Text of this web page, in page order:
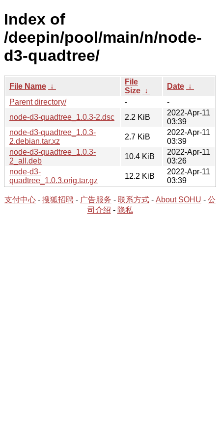
Index of
/deepin/pool/main/n/node-
d3-quadtree/
File Name ↓
File
Size ↓
Date ↓
Parent directory/
-
-
node-d3-quadtree_1.0.3-2.dsc
2.2 KiB
2022-Apr-11
03:39
node-d3-quadtree_1.0.3-
2.debian.tar.xz
2.7 KiB
2022-Apr-11
03:39
node-d3-quadtree_1.0.3-
2_all.deb
10.4 KiB
2022-Apr-11
03:26
node-d3-
quadtree_1.0.3.orig.tar.gz
12.2 KiB
2022-Apr-11
03:39
支付中心 - 搜狐招聘 - 广告服务 - 联系方式 - About SOHU - 公
司介绍 - 隐私